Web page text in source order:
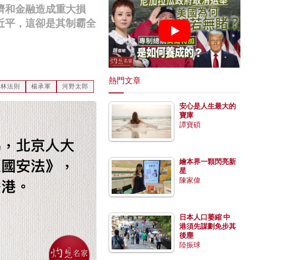
和金融造成重大損
平，這卻是其制霸全
法則 楊承軍 河野太郎
熱門文章
安心是人生最大的
寶庫
譚寶碩
繪本界一顆閃亮新
星
陳家偉
日本人口萎縮 中
港須先謀劃免步其
後塵
陸振球